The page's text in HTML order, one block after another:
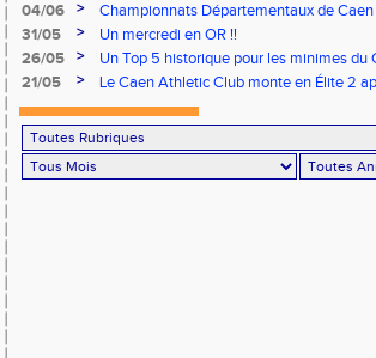
04/06
>
Championnats Départementaux de
rendez-vous
31/05 >
Un mercredi en OR !!
26/05
>
Un Top 5 historique pour les minimes du
Finale Nationale Equip’Athlé !
21/05 >
Le Caen Athletic Club monte en Élite 2